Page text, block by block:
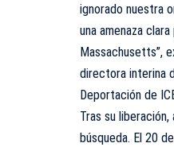
ignorado nuestra
una amenaza
Massachusetts”,
directora interina
Deportación de
Tras su
búsqueda. El 20